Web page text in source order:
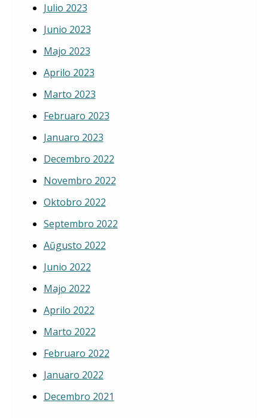
Julio 2023
Junio 2023
Majo 2023
Aprilo 2023
Marto 2023
Februaro 2023
Januaro 2023
Decembro 2022
Novembro 2022
Oktobro 2022
Septembro 2022
Aŭgusto 2022
Junio 2022
Majo 2022
Aprilo 2022
Marto 2022
Februaro 2022
Januaro 2022
Decembro 2021